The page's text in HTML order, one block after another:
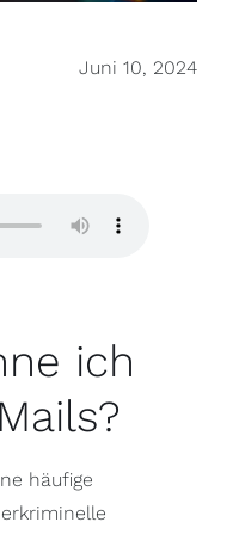
Juni 10, 2024
ich
häufige